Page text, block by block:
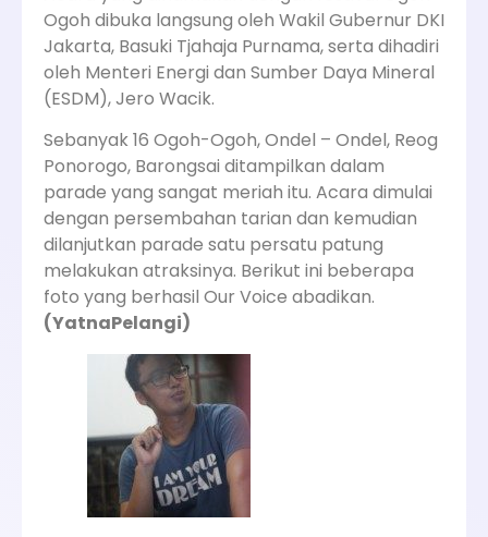
Ogoh dibuka langsung oleh Wakil Gubernur DKI
Jakarta, Basuki Tjahaja Purnama, serta dihadiri
oleh Menteri Energi dan Sumber Daya Mineral
(ESDM), Jero Wacik.
Sebanyak 16 Ogoh-Ogoh, Ondel – Ondel, Reog
Ponorogo, Barongsai ditampilkan dalam
parade yang sangat meriah itu. Acara dimulai
dengan persembahan tarian dan kemudian
dilanjutkan parade satu persatu patung
melakukan atraksinya. Berikut ini beberapa
foto yang berhasil Our Voice abadikan.
(YatnaPelangi)